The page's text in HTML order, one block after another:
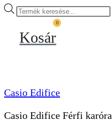
Products
0
Kosár
Casio Edifice
Casio Edifice Férfi karóra